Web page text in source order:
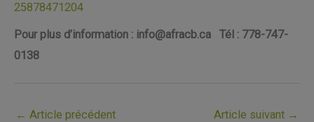
25878471204
Pour plus d’information : info@afracb.ca Tél : 778-747-
0138
← Article précédent Article suivant →